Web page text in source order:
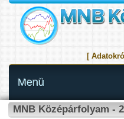
[
Menü
MNB Középárfolyam -